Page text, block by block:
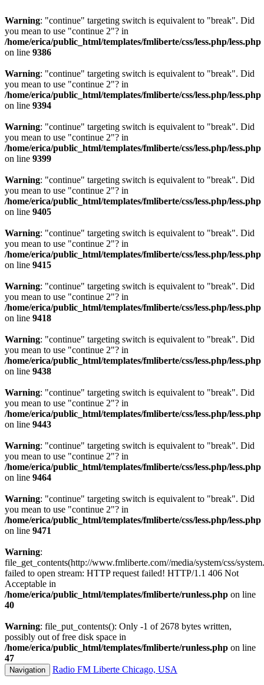
Warning: "continue" targeting switch is equivalent to "break". Did
you mean to use "continue 2"? in
/home/erica/public_html/templates/fmliberte/css/less.php/less.php
on line 9386
Warning: "continue" targeting switch is equivalent to "break". Did
you mean to use "continue 2"? in
/home/erica/public_html/templates/fmliberte/css/less.php/less.php
on line 9394
Warning: "continue" targeting switch is equivalent to "break". Did
you mean to use "continue 2"? in
/home/erica/public_html/templates/fmliberte/css/less.php/less.php
on line 9399
Warning: "continue" targeting switch is equivalent to "break". Did
you mean to use "continue 2"? in
/home/erica/public_html/templates/fmliberte/css/less.php/less.php
on line 9405
Warning: "continue" targeting switch is equivalent to "break". Did
you mean to use "continue 2"? in
/home/erica/public_html/templates/fmliberte/css/less.php/less.php
on line 9415
Warning: "continue" targeting switch is equivalent to "break". Did
you mean to use "continue 2"? in
/home/erica/public_html/templates/fmliberte/css/less.php/less.php
on line 9418
Warning: "continue" targeting switch is equivalent to "break". Did
you mean to use "continue 2"? in
/home/erica/public_html/templates/fmliberte/css/less.php/less.php
on line 9438
Warning: "continue" targeting switch is equivalent to "break". Did
you mean to use "continue 2"? in
/home/erica/public_html/templates/fmliberte/css/less.php/less.php
on line 9443
Warning: "continue" targeting switch is equivalent to "break". Did
you mean to use "continue 2"? in
/home/erica/public_html/templates/fmliberte/css/less.php/less.php
on line 9464
Warning: "continue" targeting switch is equivalent to "break". Did
you mean to use "continue 2"? in
/home/erica/public_html/templates/fmliberte/css/less.php/less.php
on line 9471
Warning:
file_get_contents(http://www.fmliberte.com//media/system/css/
failed to open stream: HTTP request failed! HTTP/1.1 406 Not
Acceptable in
/home/erica/public_html/templates/fmliberte/runless.php on line
40
Warning: file_put_contents(): Only -1 of 2678 bytes written,
possibly out of free disk space in
/home/erica/public_html/templates/fmliberte/runless.php on line
47
Navigation Radio FM Liberte Chicago, USA